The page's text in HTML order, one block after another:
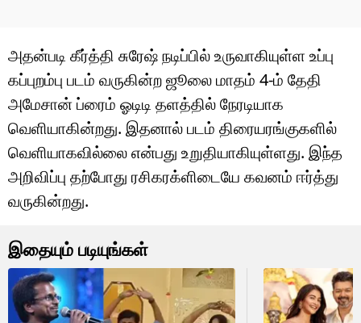
அதன்படி கீர்த்தி சுரேஷ் நடிப்பில் உருவாகியுள்ள உப்பு
கப்புறம்பு படம் வருகின்ற ஜூலை மாதம் 4-ம் தேதி
அமேசான் ப்ரைம் ஓடிடி தளத்தில் நேரடியாக
வெளியாகின்றது. இதனால் படம் திரையரங்குகளில்
வெளியாகவில்லை என்பது உறுதியாகியுள்ளது. இந்த
அறிவிப்பு தற்போது ரசிகரக்ளிடையே கவனம் ஈர்த்து
வருகின்றது.
இதையும் படியுங்கள்